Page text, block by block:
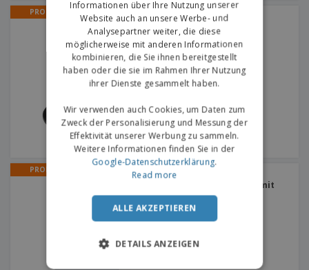
PROMO
Mit Magneten PARIS |
Flaschenöffner
PROMO
Kleines Vlies 80 g
heißgesiegelt | Tasche mit
Griff
Informationen über Ihre Nutzung unserer
Website auch an unsere Werbe- und
Analysepartner weiter, die diese
möglicherweise mit anderen Informationen
kombinieren, die Sie ihnen bereitgestellt
haben oder die sie im Rahmen Ihrer Nutzung
ihrer Dienste gesammelt haben.
Wir verwenden auch Cookies, um Daten zum
Zweck der Personalisierung und Messung der
Effektivität unserer Werbung zu sammeln.
Weitere Informationen finden Sie in der
Google-Datenschutzerklärung.
Read more
ALLE AKZEPTIEREN
DETAILS ANZEIGEN